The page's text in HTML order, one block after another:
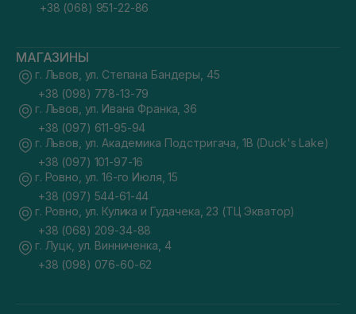
+38 (068) 951-22-86
МАГАЗИНЫ
г. Львов, ул. Степана Бандеры, 45
+38 (098) 778-13-79
г. Львов, ул. Ивана Франка, 36
+38 (097) 611-95-94
г. Львов, ул. Академика Подстригача, 1В (Duck's Lake)
+38 (097) 101-97-16
г. Ровно, ул. 16-го Июля, 15
+38 (097) 544-61-44
г. Ровно, ул. Кулика и Гудачека, 23 (ТЦ Экватор)
+38 (068) 209-34-88
г. Луцк, ул. Винниченка, 4
+38 (098) 076-60-62